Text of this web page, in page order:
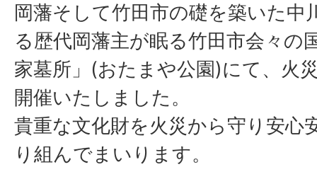
岡藩そして竹田市の礎を築いた中
る歴代岡藩主が眠る竹田市会々の
家墓所」(おたまや公園)にて、火
開催いたしました。
貴重な文化財を火災から守り安心
り組んでまいります。